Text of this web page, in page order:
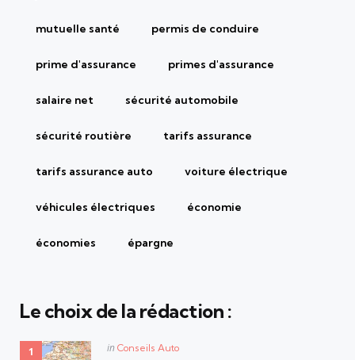
mutuelle santé permis de conduire
prime d'assurance primes d'assurance
salaire net sécurité automobile
sécurité routière tarifs assurance
tarifs assurance auto voiture électrique
véhicules électriques économie
économies épargne
Le choix de la rédaction :
Posted
in Conseils Auto